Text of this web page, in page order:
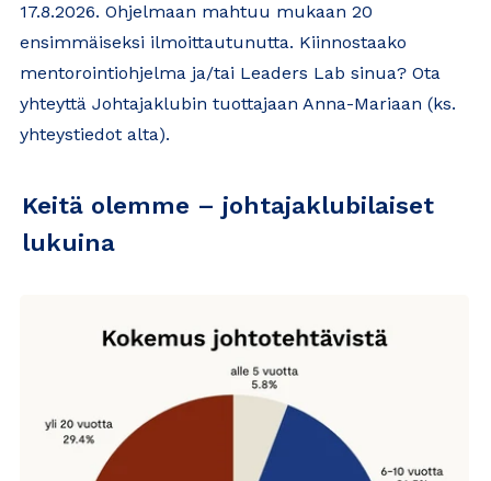
17.8.2026. Ohjelmaan mahtuu mukaan 20
ensimmäiseksi ilmoittautunutta. Kiinnostaako
mentorointiohjelma ja/tai Leaders Lab sinua? Ota
yhteyttä Johtajaklubin tuottajaan Anna-Mariaan (ks.
yhteystiedot alta).
Keitä olemme – johtajaklubilaiset
lukuina